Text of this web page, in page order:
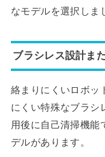
なモデルを選択しま
ブラシレス設計ま
絡まりにくいロボッ
にくい特殊なブラシ
用後に自己清掃機能
デルがあります。